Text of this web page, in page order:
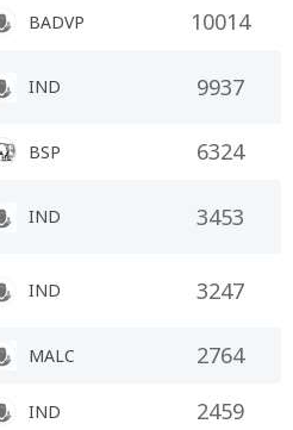
BADVP 10014
IND 9937
BSP 6324
IND 3453
IND 3247
MALC 2764
IND 2459